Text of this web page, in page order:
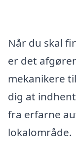
Når du skal
er det
mekanikere
dig at
fra erfarne
lokalområde.